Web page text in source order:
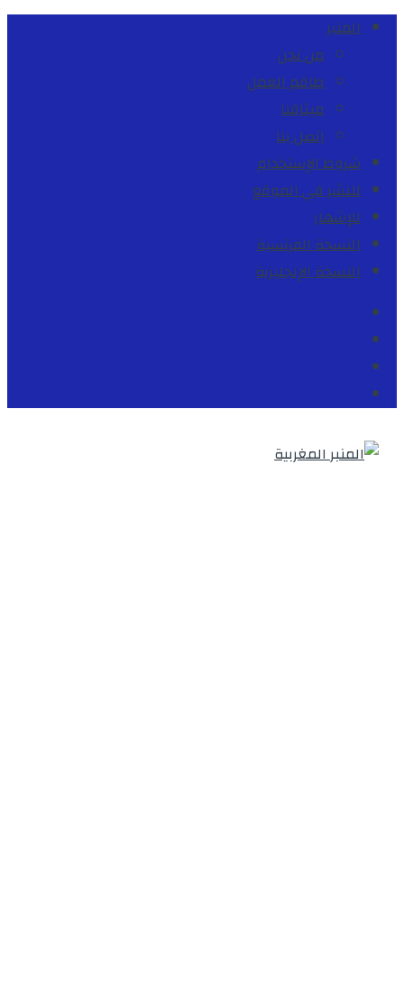
المنبر
من نحن
طاقم العمل
ميثاقنا
اتصل بنا
شروط الإستخدام
للنشر في الموقع
للإشهار
النسخة الفرنسية
النسخة الإنجليزية